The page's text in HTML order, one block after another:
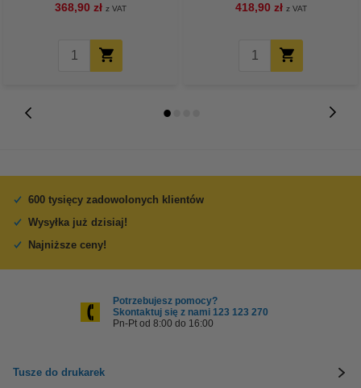
368,90 zł z VAT 418,90 zł z VAT
600 tysięcy zadowolonych klientów
Wysyłka już dzisiaj!
Najniższe ceny!
Potrzebujesz pomocy?
Skontaktuj się z nami 123 123 270
Pn-Pt od 8:00 do 16:00
Tusze do drukarek